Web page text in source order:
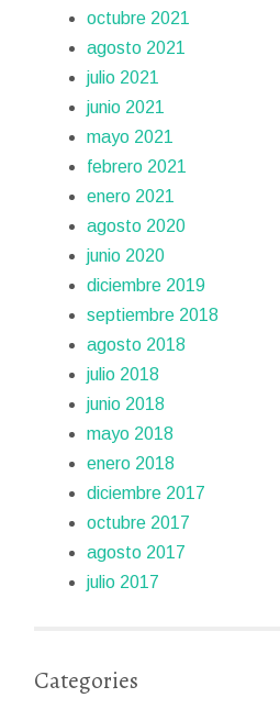
octubre 2021
agosto 2021
julio 2021
junio 2021
mayo 2021
febrero 2021
enero 2021
agosto 2020
junio 2020
diciembre 2019
septiembre 2018
agosto 2018
julio 2018
junio 2018
mayo 2018
enero 2018
diciembre 2017
octubre 2017
agosto 2017
julio 2017
Categories